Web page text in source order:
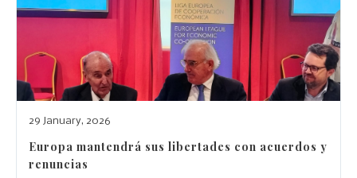
29 January, 2026
Europa mantendrá sus libertades con acuerdos y
renuncias